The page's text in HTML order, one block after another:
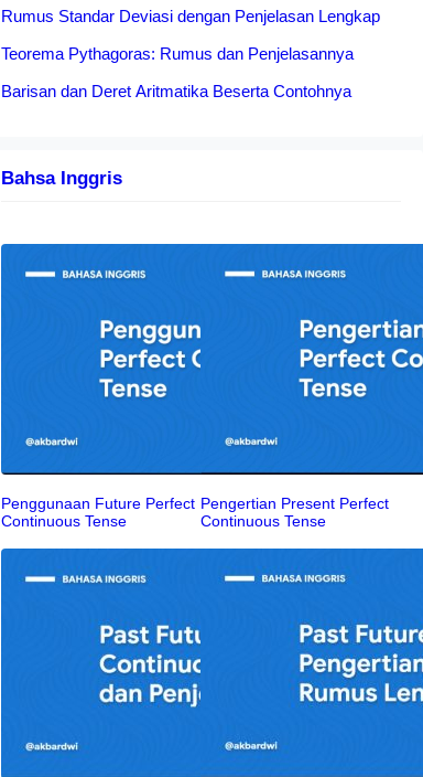
Rumus Standar Deviasi dengan Penjelasan Lengkap
Teorema Pythagoras: Rumus dan Penjelasannya
Barisan dan Deret Aritmatika Beserta Contohnya
Bahsa Inggris
Penggunaan Future Perfect
Continuous Tense
Pengertian Present Perfect
Continuous Tense